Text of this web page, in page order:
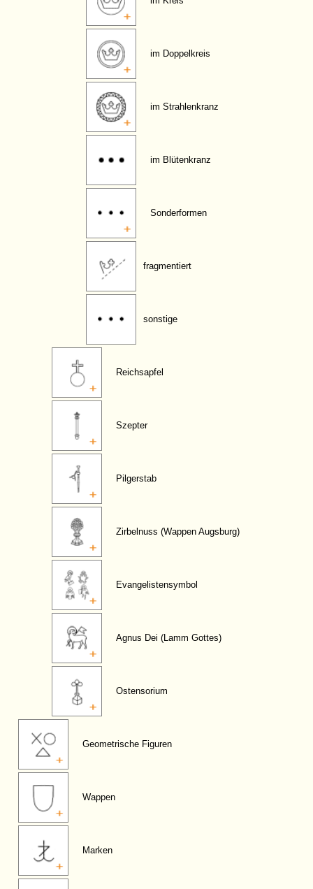
im Doppelkreis
im Strahlenkranz
im Blütenkranz
Sonderformen
fragmentiert
sonstige
Reichsapfel
Szepter
Pilgerstab
Zirbelnuss (Wappen Augsburg)
Evangelistensymbol
Agnus Dei (Lamm Gottes)
Ostensorium
Geometrische Figuren
Wappen
Marken